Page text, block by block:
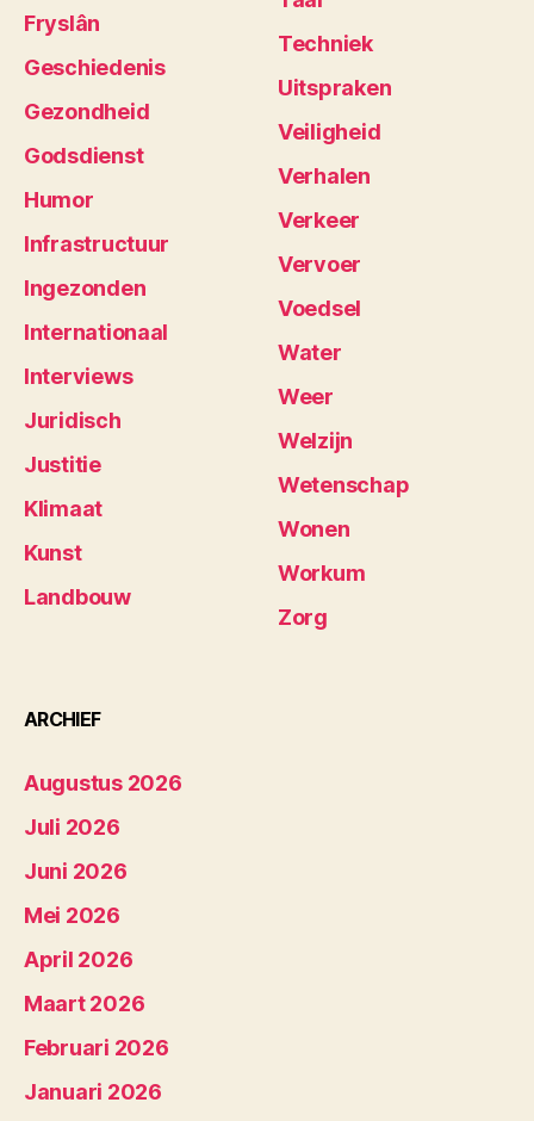
Fryslân
Geschiedenis
Gezondheid
Godsdienst
Humor
Infrastructuur
Ingezonden
Internationaal
Interviews
Juridisch
Justitie
Klimaat
Kunst
Landbouw
Techniek
Uitspraken
Veiligheid
Verhalen
Verkeer
Vervoer
Voedsel
Water
Weer
Welzijn
Wetenschap
Wonen
Workum
Zorg
ARCHIEF
Augustus 2026
Juli 2026
Juni 2026
Mei 2026
April 2026
Maart 2026
Februari 2026
Januari 2026